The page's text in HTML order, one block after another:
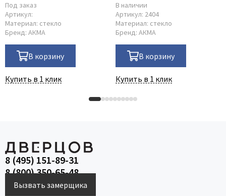
Под заказ
Артикул:
Материал: стекло
Бренд: АКМА
В корзину
Купить в 1 клик
В наличии
Артикул: 2404
Материал: стекло
Бренд: АКМА
В корзину
Купить в 1 клик
8 (495) 151-89-31
8 (800) 350-65-48
Вызвать замерщика